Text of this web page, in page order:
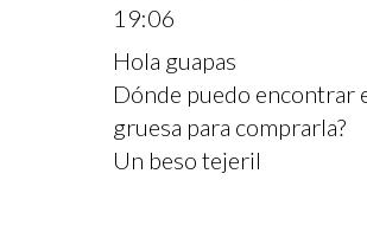
19:06
Hola guapas
Dónde puedo encontrar
gruesa para comprarla?
Un beso tejeril